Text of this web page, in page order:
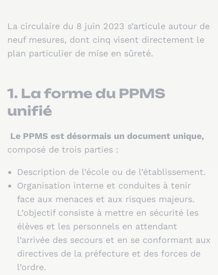
La circulaire du 8 juin 2023 s’articule autour de
neuf mesures, dont cinq visent directement le
plan particulier de mise en sûreté.
1. La forme du PPMS
unifié
Le PPMS est désormais un document unique,
composé de trois parties :
Description de l’école ou de l’établissement.
Organisation interne et conduites à tenir
face aux menaces et aux risques majeurs.
L’objectif consiste à mettre en sécurité les
élèves et les personnels en attendant
l’arrivée des secours et en se conformant aux
directives de la préfecture et des forces de
l’ordre.